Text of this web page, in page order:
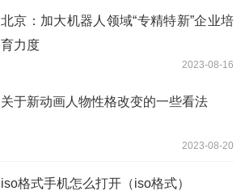
北京：加大机器人领域“专精特新”企业培
育力度
2023-08-16
关于新动画人物性格改变的一些看法
2023-08-20
iso格式手机怎么打开（iso格式）